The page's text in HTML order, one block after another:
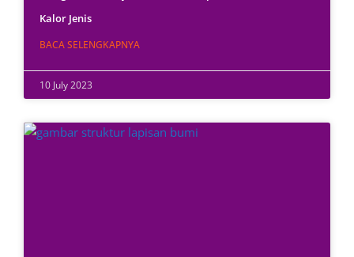
Kalor Jenis
BACA SELENGKAPNYA
10 July 2023